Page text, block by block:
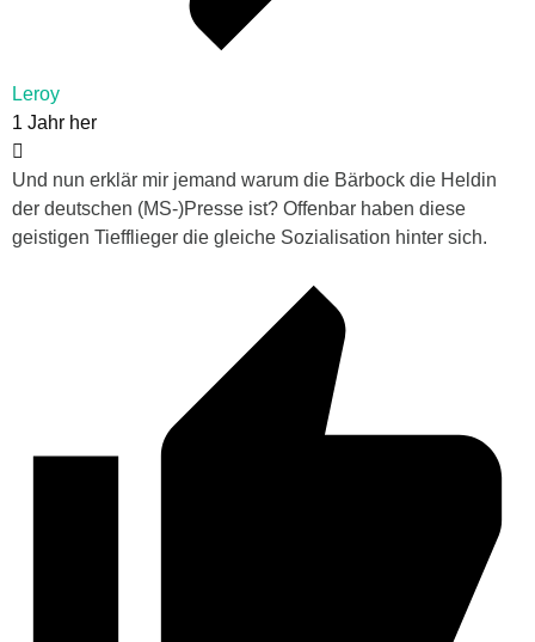
Leroy
1 Jahr her
Und nun erklär mir jemand warum die Bärbock die Heldin
der deutschen (MS-)Presse ist? Offenbar haben diese
geistigen Tiefflieger die gleiche Sozialisation hinter sich.